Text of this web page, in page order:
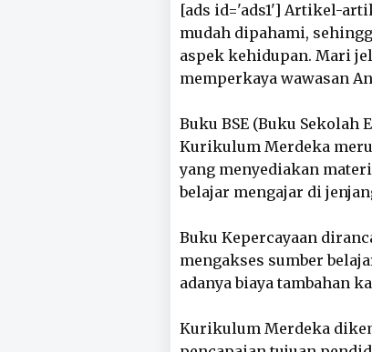
[ads id='ads1'] Artikel-
mudah dipahami,
aspek kehidupan. Mari
memperkaya wawasan
Buku BSE (Buku
Kurikulum Merdeka
yang menyediakan
belajar mengajar di
Buku Kepercayaan
mengakses sumber
adanya biaya tambahan
Kurikulum Merdeka